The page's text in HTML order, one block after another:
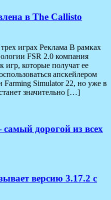
в The Callisto
играх Реклама В рамках
FSR 2.0 компания
игр, которые получат ее
апскейлером
Simulator 22, но уже в
значительно […]
дорогой из всех
версию 3.17.2 с